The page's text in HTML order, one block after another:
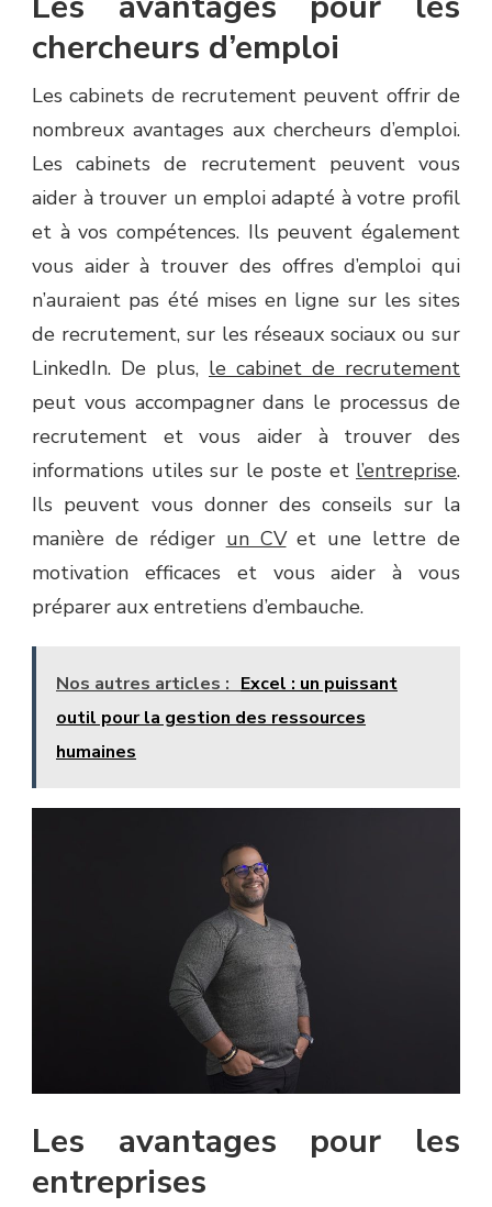
chercheurs d’emploi
Les cabinets de recrutement peuvent offrir de
nombreux avantages aux chercheurs d’emploi.
Les cabinets de recrutement peuvent vous
aider à trouver un emploi adapté à votre profil
et à vos compétences. Ils peuvent également
vous aider à trouver des offres d’emploi qui
n’auraient pas été mises en ligne sur les sites
de recrutement, sur les réseaux sociaux ou sur
LinkedIn. De plus, le cabinet de recrutement
peut vous accompagner dans le processus de
recrutement et vous aider à trouver des
informations utiles sur le poste et l’entreprise.
Ils peuvent vous donner des conseils sur la
manière de rédiger un CVet une lettre de
motivation efficaces et vous aider à vous
préparer aux entretiens d’embauche.
Nos autres articles : Excel : un puissant
outil pour la gestion des ressources
humaines
Les avantages pour les
entreprises